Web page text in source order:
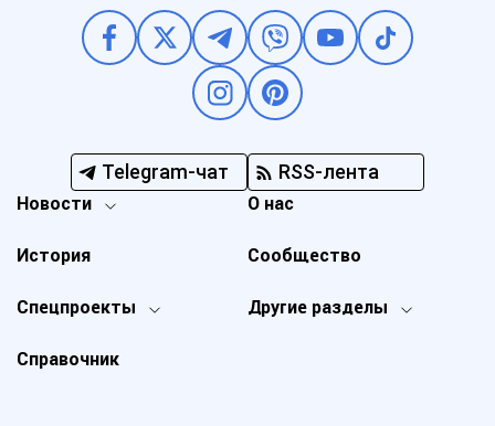
Telegram-чат RSS-лента
Новости
Спецпроекты Другие разделы
История
О нас
Справочник
Сообщество